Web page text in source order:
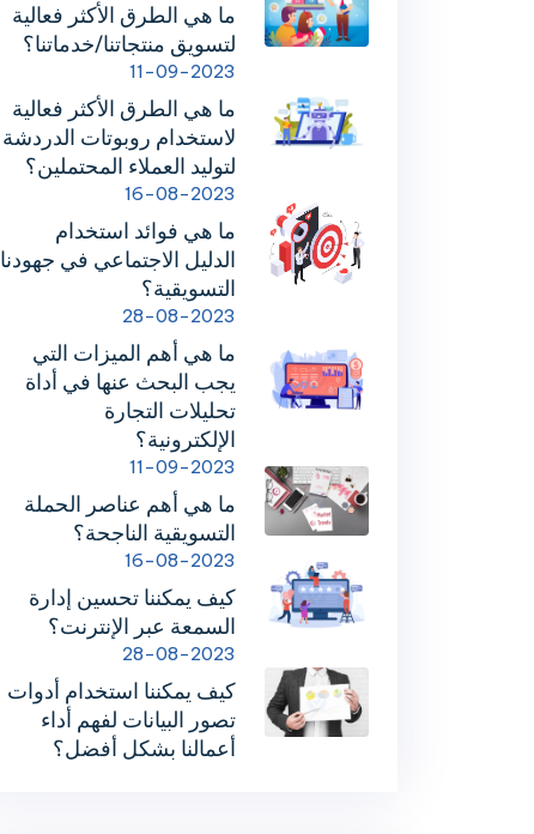
ما هي الطرق الأكثر فعالية
لتسويق منتجاتنا/خدماتنا؟
11-09-2023
ما هي الطرق الأكثر فعالية
لاستخدام روبوتات الدردشة
لتوليد العملاء المحتملين؟
16-08-2023
ما هي فوائد استخدام
الدليل الاجتماعي في جهودنا
التسويقية؟
28-08-2023
ما هي أهم الميزات التي
يجب البحث عنها في أداة
تحليلات التجارة
الإلكترونية؟
11-09-2023
ما هي أهم عناصر الحملة
التسويقية الناجحة؟
16-08-2023
كيف يمكننا تحسين إدارة
السمعة عبر الإنترنت؟
28-08-2023
كيف يمكننا استخدام أدوات
تصور البيانات لفهم أداء
أعمالنا بشكل أفضل؟